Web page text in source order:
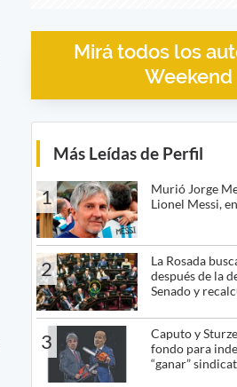
Mirá todos los
Weekend
Más Leídas de Perfil
1
Murió Jorge
Lionel Messi,
2
La Rosada
después de la
Senado y
3
Caputo y
fondo para
“ganar”